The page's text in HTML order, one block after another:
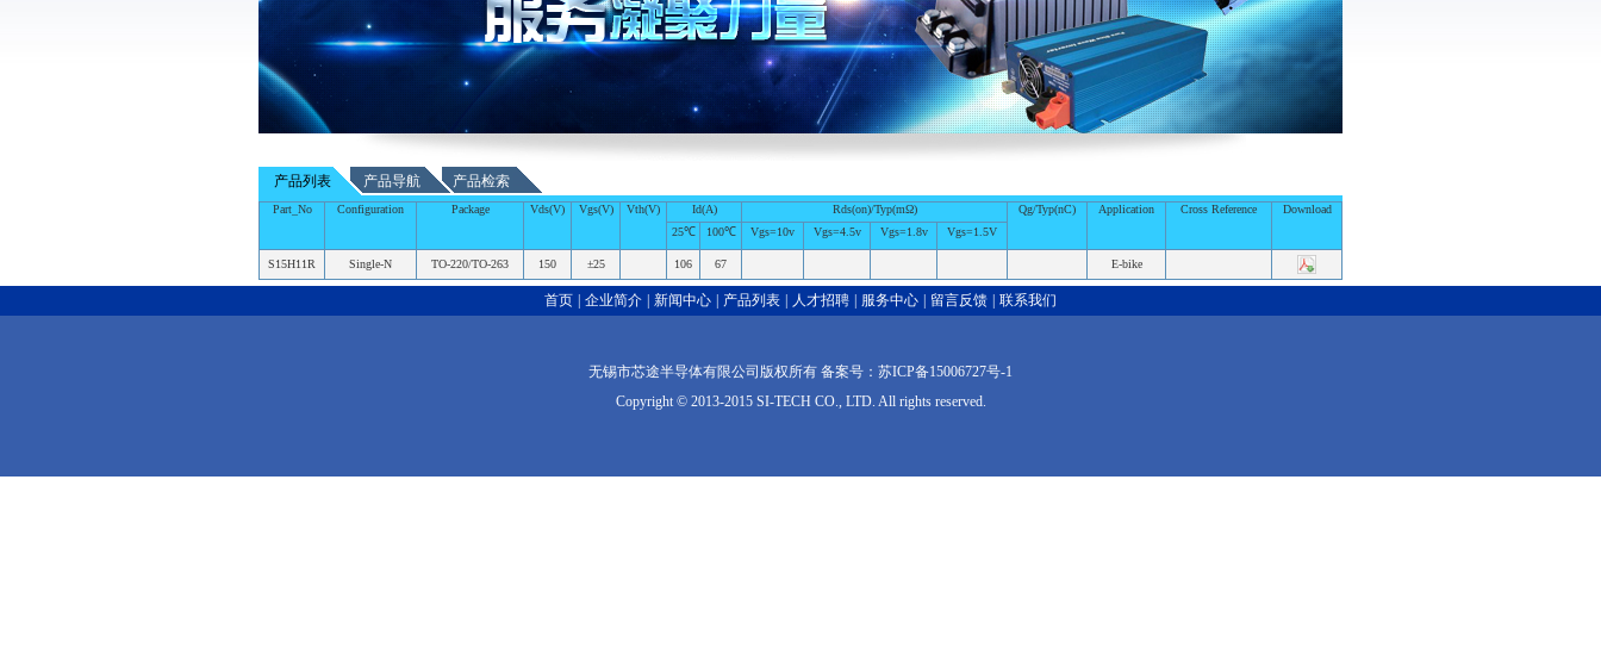
产品列表 产品导航 产品检索
Part_No Configuration Package Vds(V) Vgs(V) Vth(V) Id(A) Rds(on)/Typ(mΩ) Qg/Typ(nC) Application Cross Reference
Download
25℃
100℃ Vgs=10v Vgs=4.5v Vgs=1.8v Vgs=1.5V
S15H11R Single-N TO-220/TO-263 150 ±25 106 67 E-bike
首页 企业简介 新闻中心 产品列表 人才招聘 服务中心 留言反馈 联系我们
无锡市芯途半导体有限公司版权所有 备案号：苏ICP备15006727号-1
Copyright © 2013-2015 SI-TECH CO., LTD. All rights reserved.